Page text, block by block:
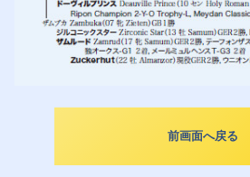
前画面へ戻る